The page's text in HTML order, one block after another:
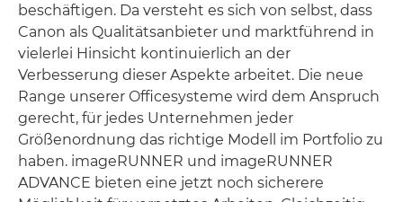
beschäftigen. Da versteht es sich von selbst, dass
Canon als Qualitätsanbieter und marktführend in
vielerlei Hinsicht kontinuierlich an der
Verbesserung dieser Aspekte arbeitet. Die neue
Range unserer Officesysteme wird dem Anspruch
gerecht, für jedes Unternehmen jeder
Größenordnung das richtige Modell im Portfolio zu
haben. imageRUNNER und imageRUNNER
ADVANCE bieten eine jetzt noch sicherere